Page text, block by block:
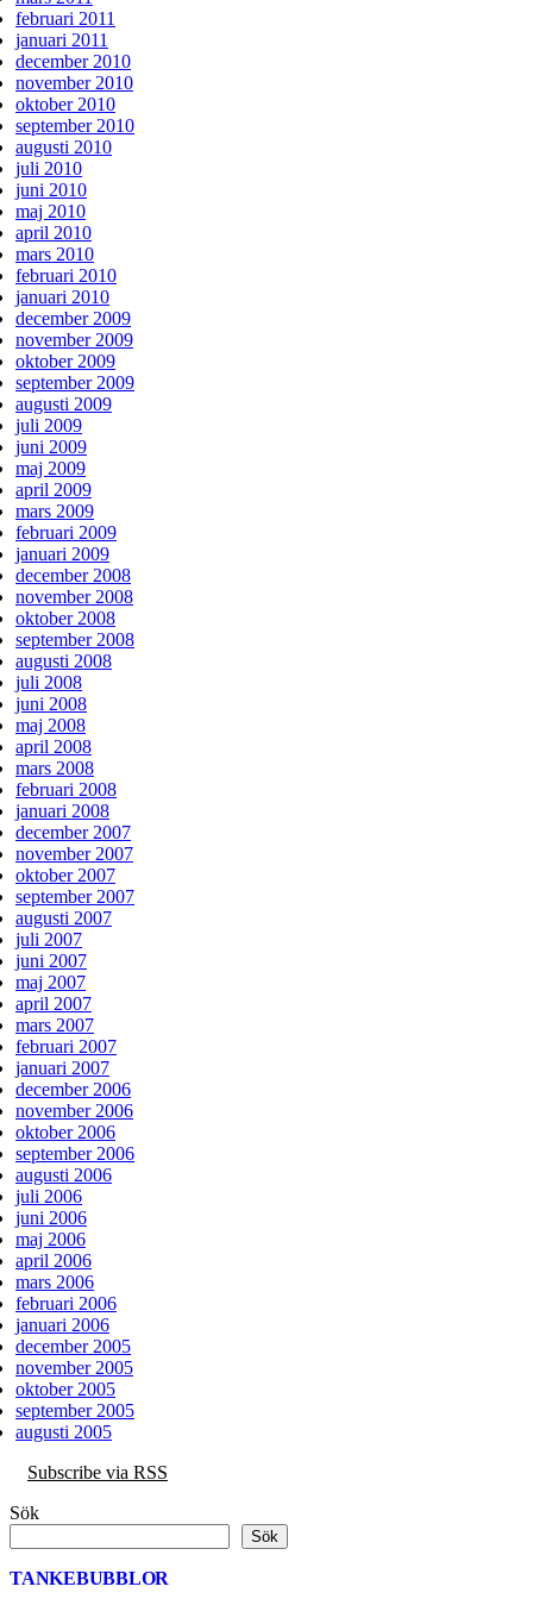
februari 2011
januari 2011
december 2010
november 2010
oktober 2010
september 2010
augusti 2010
juli 2010
juni 2010
maj 2010
april 2010
mars 2010
februari 2010
januari 2010
december 2009
november 2009
oktober 2009
september 2009
augusti 2009
juli 2009
juni 2009
maj 2009
april 2009
mars 2009
februari 2009
januari 2009
december 2008
november 2008
oktober 2008
september 2008
augusti 2008
juli 2008
juni 2008
maj 2008
april 2008
mars 2008
februari 2008
januari 2008
december 2007
november 2007
oktober 2007
september 2007
augusti 2007
juli 2007
juni 2007
maj 2007
april 2007
mars 2007
februari 2007
januari 2007
december 2006
november 2006
oktober 2006
september 2006
augusti 2006
juli 2006
juni 2006
maj 2006
april 2006
mars 2006
februari 2006
januari 2006
december 2005
november 2005
oktober 2005
september 2005
augusti 2005
Subscribe via RSS
Sök
Sök
TANKEBUBBLOR